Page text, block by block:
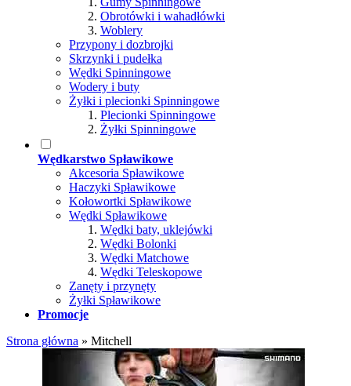
Obrotówki i wahadłówki
Woblery
Przypony i dozbrojki
Skrzynki i pudełka
Wędki Spinningowe
Wodery i buty
Żyłki i plecionki Spinningowe
Plecionki Spinningowe
Żyłki Spinningowe
Wędkarstwo Spławikowe
Akcesoria Spławikowe
Haczyki Spławikowe
Kołowortki Spławikowe
Wędki Spławikowe
Wędki baty, uklejówki
Wędki Bolonki
Wędki Matchowe
Wędki Teleskopowe
Zanęty i przynęty
Żyłki Spławikowe
Promocje
Strona główna » Mitchell